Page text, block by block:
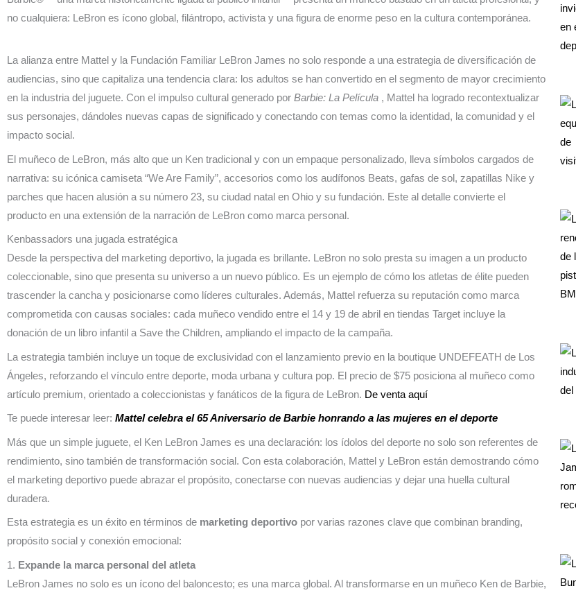
no cualquiera: LeBron es ícono global, filántropo, activista y una figura de enorme peso en la cultura contemporánea.
La alianza entre Mattel y la Fundación Familiar LeBron James no solo responde a una estrategia de diversificación de
audiencias, sino que capitaliza una tendencia clara: los adultos se han convertido en el segmento de mayor crecimiento
en la industria del juguete. Con el impulso cultural generado por Barbie: La Película , Mattel ha logrado recontextualizar
sus personajes, dándoles nuevas capas de significado y conectando con temas como la identidad, la comunidad y el
impacto social.
El muñeco de LeBron, más alto que un Ken tradicional y con un empaque personalizado, lleva símbolos cargados de
narrativa: su icónica camiseta “We Are Family”, accesorios como los audífonos Beats, gafas de sol, zapatillas Nike y
parches que hacen alusión a su número 23, su ciudad natal en Ohio y su fundación. Este al detalle convierte el
producto en una extensión de la narración de LeBron como marca personal.
Kenbassadors una jugada estratégica
Desde la perspectiva del marketing deportivo, la jugada es brillante. LeBron no solo presta su imagen a un producto
coleccionable, sino que presenta su universo a un nuevo público. Es un ejemplo de cómo los atletas de élite pueden
trascender la cancha y posicionarse como líderes culturales. Además, Mattel refuerza su reputación como marca
comprometida con causas sociales: cada muñeco vendido entre el 14 y 19 de abril en tiendas Target incluye la
donación de un libro infantil a Save the Children, ampliando el impacto de la campaña.
La estrategia también incluye un toque de exclusividad con el lanzamiento previo en la boutique UNDEFEATH de Los
Ángeles, reforzando el vínculo entre deporte, moda urbana y cultura pop. El precio de $75 posiciona al muñeco como
artículo premium, orientado a coleccionistas y fanáticos de la figura de LeBron. De venta aquí
Te puede interesar leer: Mattel celebra el 65 Aniversario de Barbie honrando a las mujeres en el deporte
Más que un simple juguete, el Ken LeBron James es una declaración: los ídolos del deporte no solo son referentes de
rendimiento, sino también de transformación social. Con esta colaboración, Mattel y LeBron están demostrando cómo
el marketing deportivo puede abrazar el propósito, conectarse con nuevas audiencias y dejar una huella cultural
duradera.
Esta estrategia es un éxito en términos de marketing deportivo por varias razones clave que combinan branding,
propósito social y conexión emocional:
1. Expande la marca personal del atleta
LeBron James no solo es un ícono del baloncesto; es una marca global. Al transformarse en un muñeco Ken de Barbie,